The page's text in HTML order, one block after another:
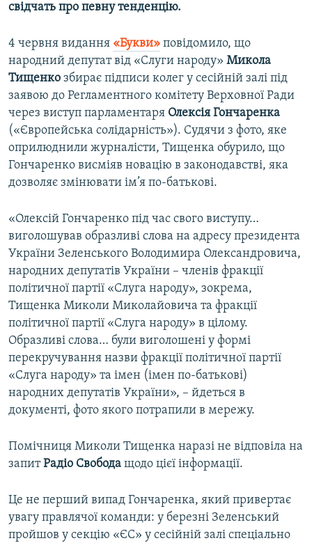
свідчать про певну тенденцію.
4 червня видання «Букви» повідомило, що
народний депутат від «Слуги народу» Микола
Тищенко збирає підписи колег у сесійній залі під
заявою до Регламентного комітету Верховної Ради
через виступ парламентаря Олексія Гончаренка
(«Європейська солідарність»). Судячи з фото, яке
оприлюднили журналісти, Тищенка обурило, що
Гончаренко висміяв новацію в законодавстві, яка
дозволяє змінювати ім’я по-батькові.
«Олексій Гончаренко під час свого виступу…
виголошував образливі слова на адресу президента
України Зеленського Володимира Олександровича,
народних депутатів України – членів фракції
політичної партії «Слуга народу», зокрема,
Тищенка Миколи Миколайовича та фракції
політичної партії «Слуга народу» в цілому.
Образливі слова… були виголошені у формі
перекручування назви фракції політичної партії
«Слуга народу» та імен (імен по-батькові)
народних депутатів України», – йдеться в
документі, фото якого потрапили в мережу.
Помічниця Миколи Тищенка наразі не відповіла на
запитРадіо Свобода щодо цієї інформації.
Це не перший випад Гончаренка, який привертає
увагу правлячої команди: у березні Зеленський
пройшов у секцію «ЄС» у сесійній залі спеціально